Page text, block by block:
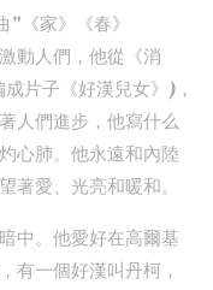
《家》《春》
動人們，他從《消
片子《好漢兒女》)，
人們進步，他寫什么
心肺。他永遠和內陸
著愛、光亮和暖和。
中。他愛好在高爾基
有一個好漢叫丹柯，